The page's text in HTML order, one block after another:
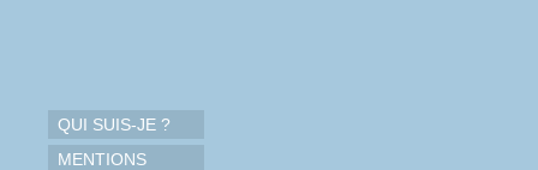
QUI SUIS-JE ?
MENTIONS